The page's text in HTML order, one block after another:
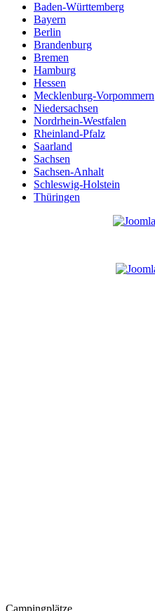
Baden-Württemberg
Bayern
Berlin
Brandenburg
Bremen
Hamburg
Hessen
Mecklenburg-Vorpommern
Niedersachsen
Nordrhein-Westfalen
Rheinland-Pfalz
Saarland
Sachsen
Sachsen-Anhalt
Schleswig-Holstein
Thüringen